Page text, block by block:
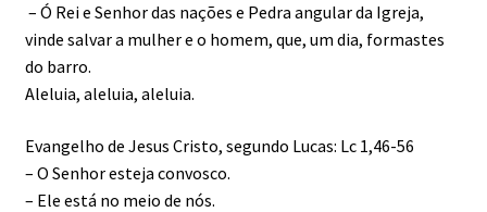
– Ó Rei e Senhor das nações e Pedra angular da Igreja,
vinde salvar a mulher e o homem, que, um dia, formastes
do barro.
Aleluia, aleluia, aleluia.
Evangelho de Jesus Cristo, segundo Lucas: Lc 1,46-56
– O Senhor esteja convosco.
– Ele está no meio de nós.